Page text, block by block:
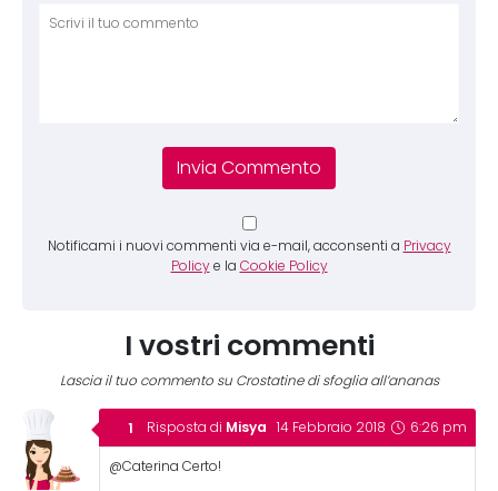
Notificami i nuovi commenti via e-mail, acconsenti a Privacy
Policy e la Cookie Policy
I vostri commenti
Lascia il tuo commento su Crostatine di sfoglia all’ananas
Risposta di Misya 14 Febbraio 2018 6:26 pm
@Caterina Certo!